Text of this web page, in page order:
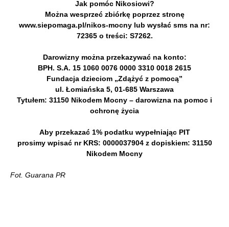
Jak pomóc Nikosiowi?
Można wesprzeć zbiórkę poprzez stronę
www.siepomaga.pl/nikos-mocny lub wysłać sms na nr:
72365 o treści: S7262.
Darowizny można przekazywać na konto:
BPH. S.A. 15 1060 0076 0000 3310 0018 2615
Fundacja dzieciom „Zdążyć z pomocą”
ul. Łomiańska 5, 01-685 Warszawa
Tytułem: 31150 Nikodem Mocny – darowizna na pomoc i
ochronę życia
Aby przekazać 1% podatku wypełniając PIT
prosimy wpisać nr KRS: 0000037904 z dopiskiem: 31150
Nikodem Mocny
Fot. Guarana PR